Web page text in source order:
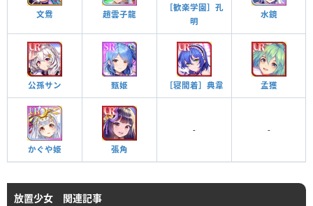
文鴦 趙雲子龍
［歓楽学園］孔
明
水鏡
公孫サン 甄姫 ［寝間着］典韋 孟獲
かぐや姫 張角
- -
放置少女 関連記事